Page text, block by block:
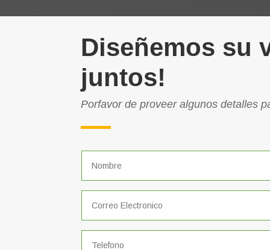
Diseñemos su
juntos!
Porfavor de proveer algunos detalles